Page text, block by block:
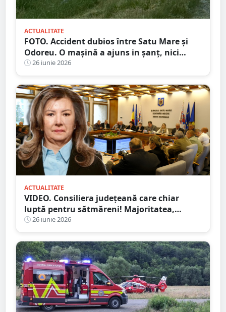
ACTUALITATE
FOTO. Accident dubios între Satu Mare și
Odoreu. O mașină a ajuns in șanț, nici
urmă de sofer
26 iunie 2026
ACTUALITATE
VIDEO. Consiliera județeană care chiar
luptă pentru sătmăreni! Majoritatea,
”acontată” să doarmă-n scaun
26 iunie 2026